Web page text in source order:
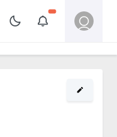
Непрочитанных